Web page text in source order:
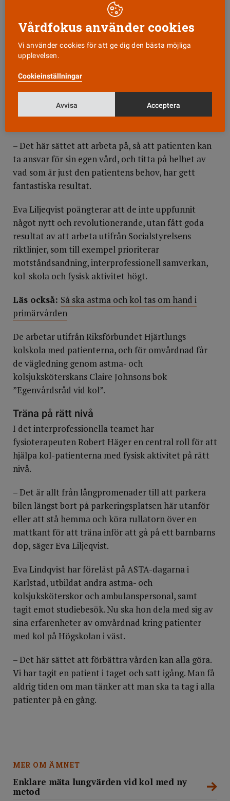
– Eller med de egna läpparna som om man spelade
trumpet. När de små luftvägarna öppnas upp på
det viset så börjar man hosta och kan få loss
slemmet.
Lära sig huffa
Hon berättar ivrigt om att hostteknik, att huffa,
och att dricka varmt – allt för att kunna få loss
– Det här sättet att arbeta på, så att patienten kan
ta ansvar för sin egen vård, och titta på helhet av
vad som är just den patientens behov, har gett
fantastiska resultat.
Eva Liljeqvist poängterar att de inte uppfunnit
något nytt och revolutionerande, utan fått goda
resultat av att arbeta utifrån Socialstyrelsens
riktlinjer, som till exempel prioriterar
motståndsandning, interprofessionell samverkan,
kol-skola och fysisk aktivitet högt.
Läs också: Så ska astma och kol tas om hand i
primärvården
De arbetar utifrån Riksförbundet Hjärtlungs
kolskola med patienterna, och för omvårdnad får
de vägledning genom astma- och
kolsjuksköterskans Claire Johnsons bok
”Egenvårdsråd vid kol”.
Träna på rätt nivå
I det interprofessionella teamet har
fysioterapeuten Robert Häger en central roll för att
hjälpa kol-patienterna med fysisk aktivitet på rätt
nivå.
– Det är allt från långpromenader till att parkera
bilen längst bort på parkeringsplatsen här utanför
eller att stå hemma och köra rullatorn över en
mattkant för att träna inför att gå på ett barnbarns
dop, säger Eva Liljeqvist.
Eva Lindqvist har föreläst på ASTA-dagarna i
Karlstad, utbildat andra astma- och
kolsjuksköterskor och ambulanspersonal, samt
tagit emot studiebesök. Nu ska hon dela med sig av
sina erfarenheter av omvårdnad kring patienter
med kol på Högskolan i väst.
– Det här sättet att förbättra vården kan alla göra.
Vi har tagit en patient i taget och satt igång. Man få
aldrig tiden om man tänker att man ska ta tag i alla
patienter på en gång.
MER OM ÄMNET
Enklare mäta lungvärden vid kol med ny
metod
Vårdfokus använder cookies
Vi använder cookies för att ge dig den bästa möjliga
upplevelsen.
Cookieinställningar
Avvisa Acceptera